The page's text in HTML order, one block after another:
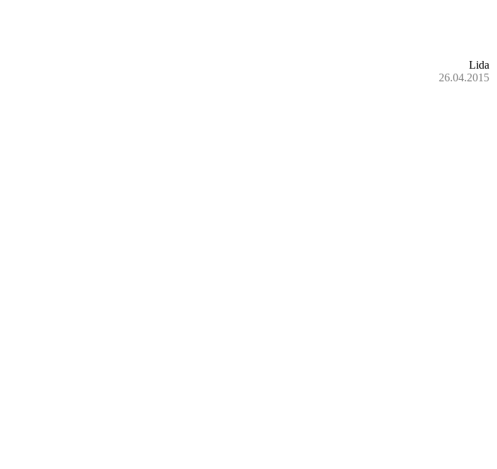
Lida
26.04.2015